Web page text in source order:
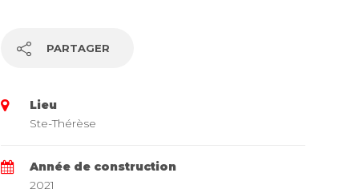
PARTAGER
Lieu
Ste-Thérèse
Année de construction
2021